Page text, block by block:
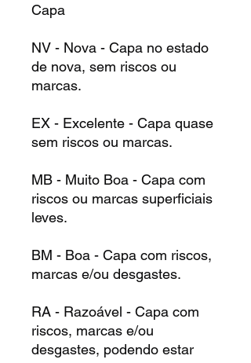
Capa
NV - Nova - Capa no estado
de nova, sem riscos ou
marcas.
EX - Excelente - Capa quase
sem riscos ou marcas.
MB - Muito Boa - Capa com
riscos ou marcas superficiais
leves.
BM - Boa - Capa com riscos,
marcas e/ou desgastes.
RA - Razoável - Capa com
riscos, marcas e/ou
desgastes, podendo estar